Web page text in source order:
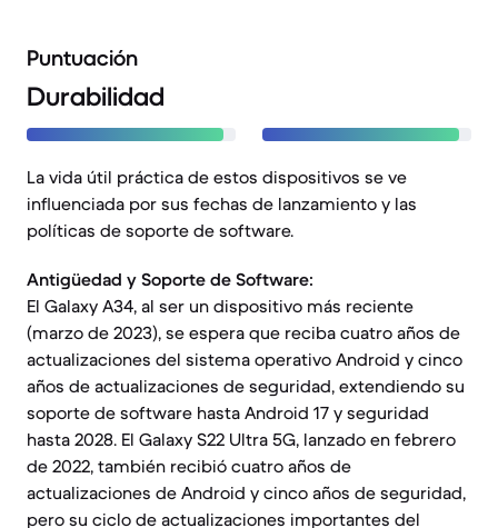
Puntuación
Durabilidad
La vida útil práctica de estos dispositivos se ve
influenciada por sus fechas de lanzamiento y las
políticas de soporte de software.
Antigüedad y Soporte de Software:
El Galaxy A34, al ser un dispositivo más reciente
(marzo de 2023), se espera que reciba cuatro años de
actualizaciones del sistema operativo Android y cinco
años de actualizaciones de seguridad, extendiendo su
soporte de software hasta Android 17 y seguridad
hasta 2028. El Galaxy S22 Ultra 5G, lanzado en febrero
de 2022, también recibió cuatro años de
actualizaciones de Android y cinco años de seguridad,
pero su ciclo de actualizaciones importantes del